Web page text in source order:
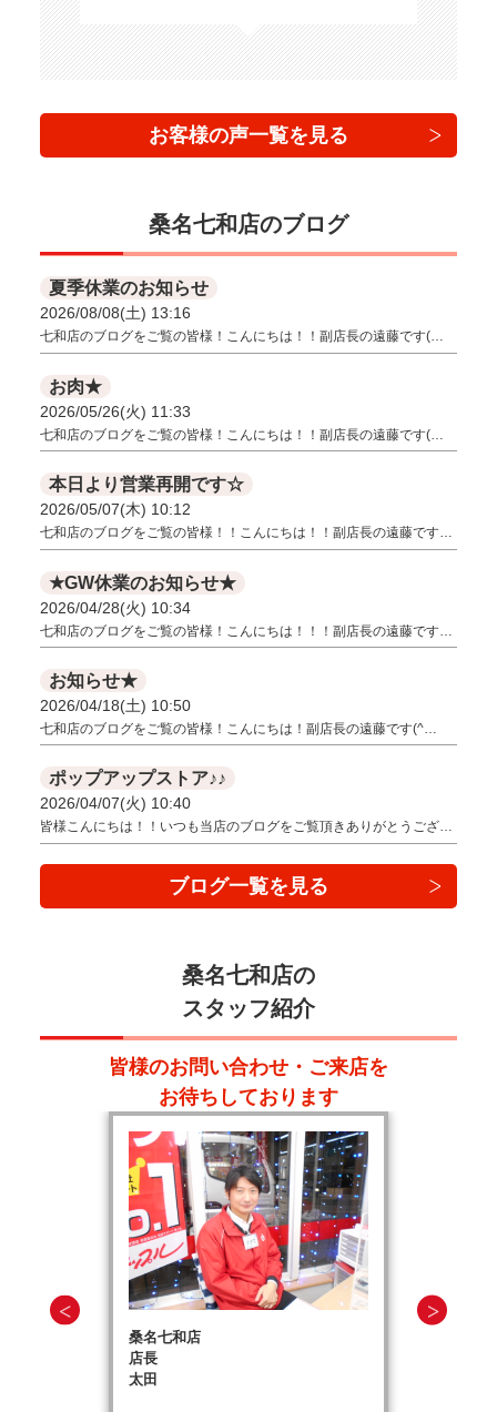
お客様の声一覧を見る
桑名七和店のブログ
夏季休業のお知らせ
2026/08/08(土) 13:16
七和店のブログをご覧の皆様！こんにちは！！副店長の遠藤です(…
お肉★
2026/05/26(火) 11:33
七和店のブログをご覧の皆様！こんにちは！！副店長の遠藤です(…
本日より営業再開です☆
2026/05/07(木) 10:12
七和店のブログをご覧の皆様！！こんにちは！！副店長の遠藤です…
★GW休業のお知らせ★
2026/04/28(火) 10:34
七和店のブログをご覧の皆様！こんにちは！！！副店長の遠藤です…
お知らせ★
2026/04/18(土) 10:50
七和店のブログをご覧の皆様！こんにちは！副店長の遠藤です(^…
ポップアップストア♪♪
2026/04/07(火) 10:40
皆様こんにちは！！いつも当店のブログをご覧頂きありがとうござ…
ブログ一覧を見る
桑名七和店の
スタッフ紹介
皆様のお問い合わせ・ご来店を
お待ちしております
桑名七和店
店長
太田